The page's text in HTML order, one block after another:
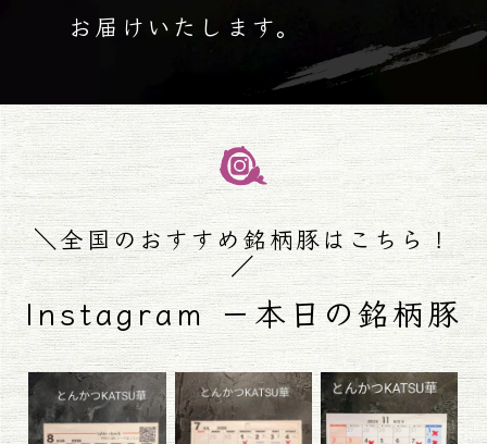
お届けいたします。
＼全国のおすすめ銘柄豚はこちら！
／
Instagram －本日の銘柄豚